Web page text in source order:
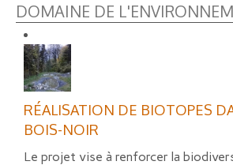
DOMAINE DE
RÉALISATION DE BIOTOPES
BOIS-NOIR
Le projet vise à renforcer la